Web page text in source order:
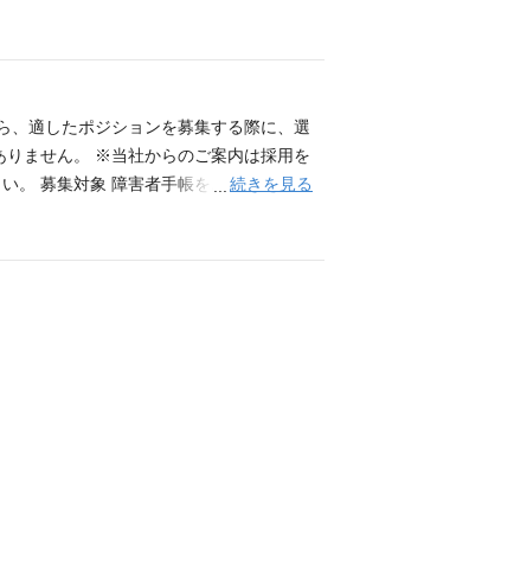
グ部や投資信託の基準価額を算出する
ーーーーーー ■その他 会社の業務全
げる「資本市場を通じて社会に貢献し
客様と仲間への感謝と敬意を持って自発
。） ※ポジションごとに求める経験や
に、選考についての情報等を個別にご
採用をお約束するものではありませ
「資本市場を通じて社会に貢献しま
様と仲間への感謝と敬意を持って自発的
）
、適したポジションを募集する際に、選
ません。 ※当社からのご案内は採用を
。 募集対象 障害者手帳をお持ちの方
業当時から掲げる「資本市場を通じて
できる方 お客様と仲間への感謝と敬意
仕事をする予定ですか。 それぞれのご
続きを見る